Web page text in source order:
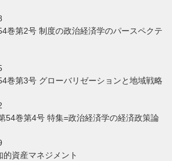
巻第2号 制度の政治経済学のパースペクテ
巻第3号 グローバリゼーションと地域戦略
54巻第4号 特集=政治経済学の経済政策論
的資産マネジメント